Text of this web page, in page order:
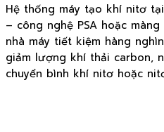
Hệ thống máy tạo khí nitơ
– công nghệ PSA hoặc
nhà máy tiết kiệm hàng
giảm lượng khí thải carbon,
chuyển bình khí nitơ hoặc